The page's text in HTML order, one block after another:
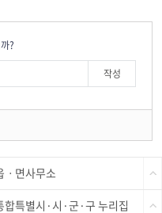
?
ㆍ면사무소
합특별시·시·군·구 누리집